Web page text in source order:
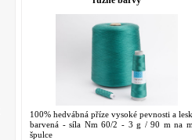
100% hedvábná příze vysoké pevnosti a
barvená - síla Nm 60/2 - 3 g / 90 m na
špulce